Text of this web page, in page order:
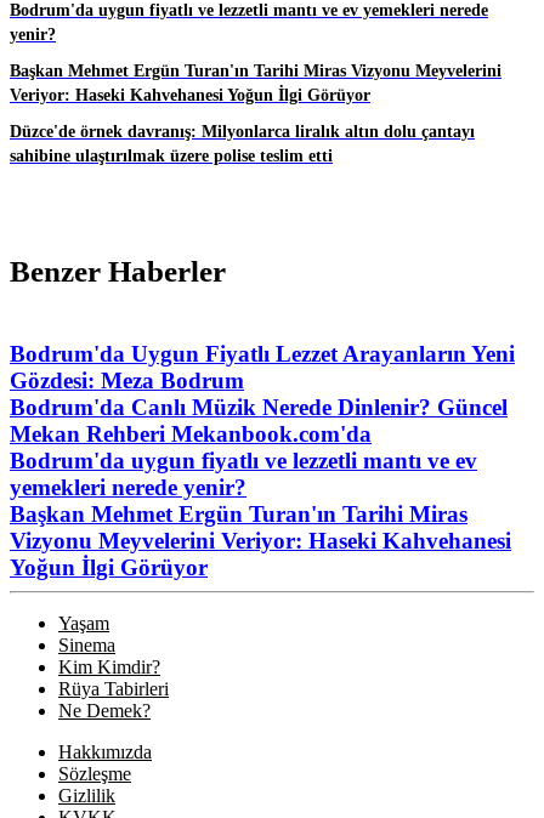
Bodrum'da uygun fiyatlı ve lezzetli mantı ve ev yemekleri nerede
yenir?
Başkan Mehmet Ergün Turan'ın Tarihi Miras Vizyonu Meyvelerini
Veriyor: Haseki Kahvehanesi Yoğun İlgi Görüyor
Düzce'de örnek davranış: Milyonlarca liralık altın dolu çantayı
sahibine ulaştırılmak üzere polise teslim etti
Benzer Haberler
Bodrum'da Uygun Fiyatlı Lezzet Arayanların Yeni
Gözdesi: Meza Bodrum
Bodrum'da Canlı Müzik Nerede Dinlenir? Güncel
Mekan Rehberi Mekanbook.com'da
Bodrum'da uygun fiyatlı ve lezzetli mantı ve ev
yemekleri nerede yenir?
Başkan Mehmet Ergün Turan'ın Tarihi Miras
Vizyonu Meyvelerini Veriyor: Haseki Kahvehanesi
Yoğun İlgi Görüyor
Yaşam
Sinema
Kim Kimdir?
Rüya Tabirleri
Ne Demek?
Hakkımızda
Sözleşme
Gizlilik